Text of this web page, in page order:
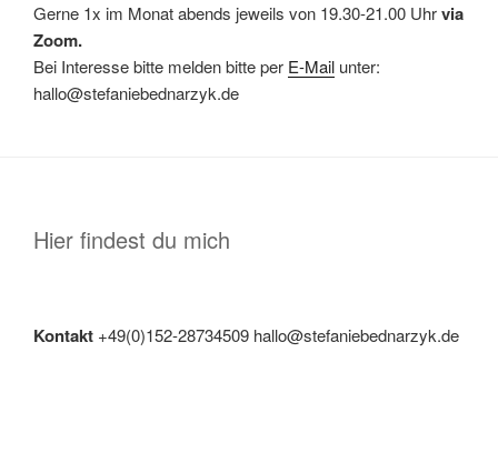
Gerne 1x im Monat abends jeweils von 19.30-21.00 Uhrvia
Zoom.
Bei Interesse bitte melden bitte per E-Mail unter:
hallo@stefaniebednarzyk.de
Hier findest du mich
Kontakt +49(0)152-28734509 hallo@stefaniebednarzyk.de